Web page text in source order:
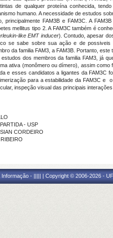
de qualquer proteína conhecida,
humano. A necessidade de estudos
FAM3B e FAM3C. A
mellitus tipo 2. A FAM3C também é
like EMT inducer). Contudo, apesar
se sabe sobre sua ação e de possiveis
da familia FAM3, a FAM3B. Portanto,
dos membros da familia FAM3, já
ativa (monômero ou dímero), assim
e esses candidatos a ligantes da FAM3C
para a estabilidade da FAM3C e
inspeção visual das principais
- USP
CORDEIRO
- ||||| | Copyright © 2006-2026 -